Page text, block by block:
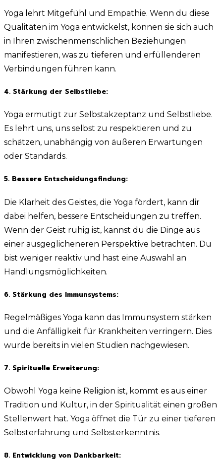
Yoga lehrt Mitgefühl und Empathie. Wenn du diese
Qualitäten im Yoga entwickelst, können sie sich auch
in Ihren zwischenmenschlichen Beziehungen
manifestieren, was zu tieferen und erfüllenderen
Verbindungen führen kann.
4. Stärkung der Selbstliebe:
Yoga ermutigt zur Selbstakzeptanz und Selbstliebe.
Es lehrt uns, uns selbst zu respektieren und zu
schätzen, unabhängig von äußeren Erwartungen
oder Standards.
5. Bessere Entscheidungsfindung:
Die Klarheit des Geistes, die Yoga fördert, kann dir
dabei helfen, bessere Entscheidungen zu treffen.
Wenn der Geist ruhig ist, kannst du die Dinge aus
einer ausgeglicheneren Perspektive betrachten. Du
bist weniger reaktiv und hast eine Auswahl an
Handlungsmöglichkeiten.
6. Stärkung des Immunsystems:
Regelmäßiges Yoga kann das Immunsystem stärken
und die Anfälligkeit für Krankheiten verringern. Dies
wurde bereits in vielen Studien nachgewiesen.
7. Spirituelle Erweiterung:
Obwohl Yoga keine Religion ist, kommt es aus einer
Tradition und Kultur, in der Spiritualität einen großen
Stellenwert hat. Yoga öffnet die Tür zu einer tieferen
Selbsterfahrung und Selbsterkenntnis.
8. Entwicklung von Dankbarkeit: